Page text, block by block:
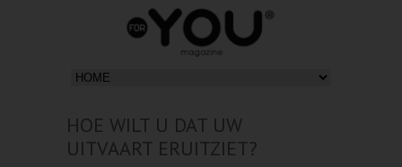
HOE WILT U DAT UW
UITVAART ERUITZIET?